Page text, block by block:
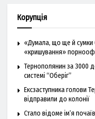
Корупція
«Думала, що ще й сумки
«кришування»
Тернополянин за 3000
системі “Оберіг”
Ексзаступника голови
відправили до колонії
Стало відоме ім’я